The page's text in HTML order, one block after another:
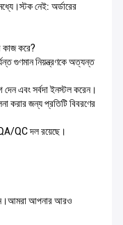
নেই: অর্ডারের
কাজ করে?
গুণমান নিয়ন্ত্রণকে অত্যন্ত
এবং সর্বদা ইনস্টল করেন।
করার জন্য প্রতিটি বিবরণের
QC দল রয়েছে।
আপনার আরও